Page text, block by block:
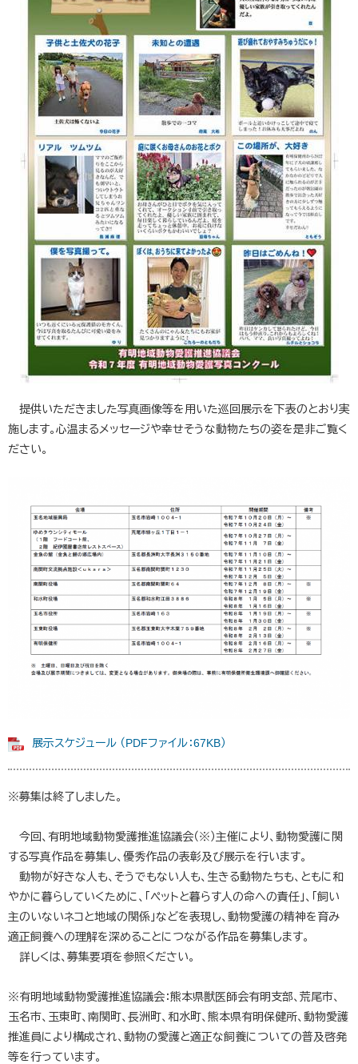
提供いただきました写真画像等を用いた巡回展示を下表のとおり実
施します。心温まるメッセージや幸せそうな動物たちの姿を是非ご覧く
ださい。
展示スケジュール （PDFファイル：67KB）
※募集は終了しました。
今回、有明地域動物愛護推進協議会（※）主催により、動物愛護に関
する写真作品を募集し、優秀作品の表彰及び展示を行います。
動物が好きな人も、そうでもない人も、生きる動物たちも、ともに和
やかに暮らしていくために、「ペットと暮らす人の命への責任」、「飼い
主のいないネコと地域の関係」などを表現し、動物愛護の精神を育み
適正飼養への理解を深めることにつながる作品を募集します。
詳しくは、募集要項を参照ください。
※有明地域動物愛護推進協議会：熊本県獣医師会有明支部、荒尾市、
玉名市、玉東町、南関町、長洲町、和水町、熊本県有明保健所、動物愛護
推進員により構成され、動物の愛護と適正な飼養についての普及啓発
等を行っています。